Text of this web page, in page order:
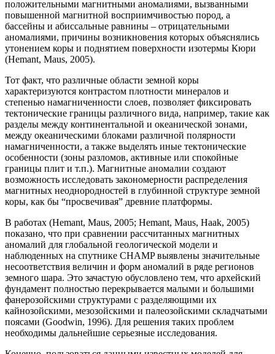
положительными магнитными аномалиями, вызванными
повышенной магнитной восприимчивостью пород, а
бассейны и абиссальные равнины – отрицательными
аномалиями, причины возникновения которых объяснялись
утонением коры и поднятием поверхности изотермы Кюри
(Hemant, Maus, 2005).
Тот факт, что различные области земной коры
характеризуются контрастом плотности минералов и
степенью намагниченности слоев, позволяет фиксировать
тектонические границы различного вида, например, такие как
разделы между континентальной и океанической зонами,
между океаническими блоками различной полярности
намагниченности, а также выделять иные тектонические
особенности (зоны разломов, активные или спокойные
границы плит и т.п.). Магнитные аномалии создают
возможность исследовать закономерности распределения
магнитных неоднородностей в глубинной структуре земной
коры, как бы “просвечивая” древние платформы.
В работах (Hemant, Maus, 2005; Hemant, Maus, Haak, 2005)
показано, что при сравнении рассчитанных магнитных
аномалий для глобальной геологической модели и
наблюденных на спутнике CHAMP выявлены значительные
несоответствия величин и форм аномалий в ряде регионов
земного шара. Это зачастую обусловлено тем, что архейский
фундамент полностью перекрывается малыми и большими
фанерозойскими структурами с разделяющими их
кайнозойскими, мезозойскими и палеозойскими складчатыми
поясами (Goodwin, 1996). Для решения таких проблем
необходимы дальнейшие серьезные исследования.